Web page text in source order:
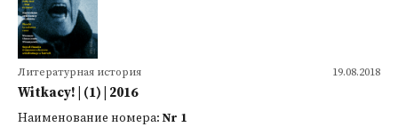
19.08.2018
Литературная история
Witkacy! | (1) | 2016
Наименование номера: Nr 1